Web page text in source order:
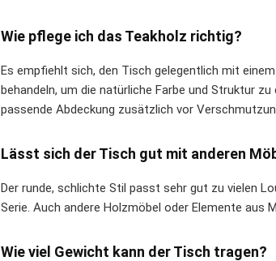
Wie pflege ich das Teakholz richtig?
Es empfiehlt sich, den Tisch gelegentlich mit
behandeln, um die natürliche Farbe und Struktur
passende Abdeckung zusätzlich vor
Lässt sich der Tisch gut mit anderen
Der runde, schlichte Stil passt sehr gut zu vielen
Serie. Auch andere Holzmöbel oder Elemente aus
Wie viel Gewicht kann der Tisch tragen?